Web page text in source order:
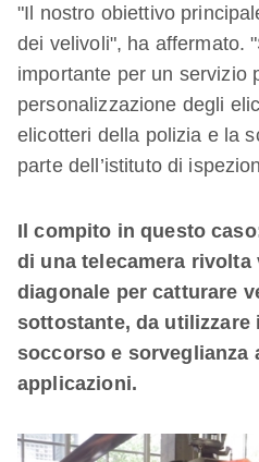
"Il nostro obiettivo
dei velivoli", ha affermato.
importante per un servizio
personalizzazione degli
elicotteri della polizia e la
parte dell’istituto di
Il compito in questo
di una telecamera rivolta
diagonale per catturare
sottostante, da utilizzare
soccorso e sorveglianza
applicazioni.